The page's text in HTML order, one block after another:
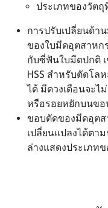
ประเภทของวัต
การปรับเปลี่ยนด้า
ของใบมีดอุตสาหก
กับซี่ฟันใบมีดปกติ เ
HSS สำหรับตัดโล
ได้ มีดวงเดือนจะ
หรือรอยหยักบนขอ
ขอบตัดของมีดอุตส
เปลี่ยนแปลงได้ตา
ล่างแสดงประเภท